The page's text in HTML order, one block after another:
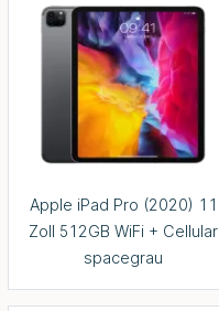
Apple iPad Pro (2020) 11
Zoll 512GB WiFi + Cellular
spacegrau